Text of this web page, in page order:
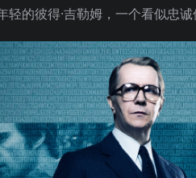
的彼得·吉勒姆，一个看似忠诚